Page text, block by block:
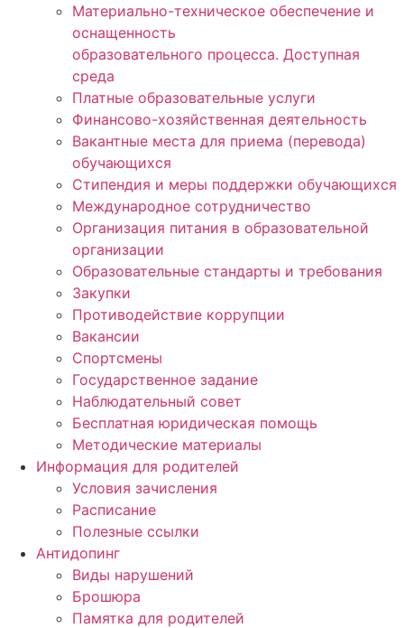
Материально-техническое обеспечение и
оснащенность
образовательного процесса. Доступная
среда
Платные образовательные услуги
Финансово-хозяйственная деятельность
Вакантные места для приема (перевода)
обучающихся
Стипендия и меры поддержки обучающихся
Международное сотрудничество
Организация питания в образовательной
организации
Образовательные стандарты и требования
Закупки
Противодействие коррупции
Вакансии
Спортсмены
Государственное задание
Наблюдательный совет
Бесплатная юридическая помощь
Методические материалы
Информация для родителей
Условия зачисления
Расписание
Полезные ссылки
Антидопинг
Виды нарушений
Брошюра
Памятка для родителей